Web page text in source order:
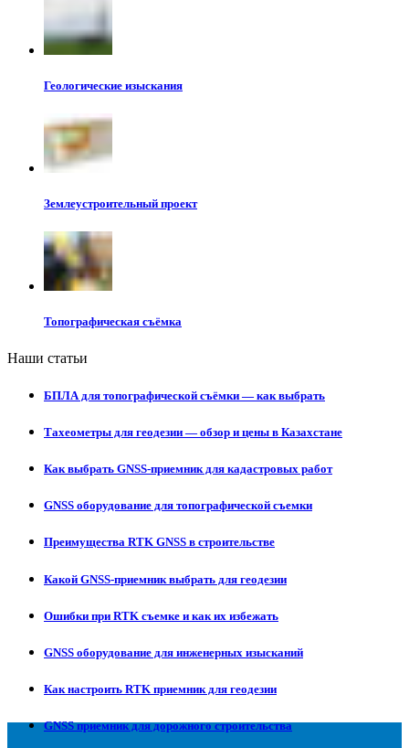
Геологические изыскания
Землеустроительный проект
Топографическая съёмка
Наши статьи
БПЛА для топографической съёмки — как выбрать
Тахеометры для геодезии — обзор и цены в Казахстане
Как выбрать GNSS-приемник для кадастровых работ
GNSS оборудование для топографической съемки
Преимущества RTK GNSS в строительстве
Какой GNSS-приемник выбрать для геодезии
Ошибки при RTK съемке и как их избежать
GNSS оборудование для инженерных изысканий
Как настроить RTK приемник для геодезии
GNSS приемник для дорожного строительства